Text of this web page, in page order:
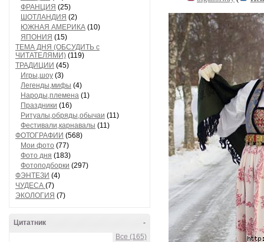
ФРАНЦИЯ (25)
ШОТЛАНДИЯ (2)
ЮЖНАЯ АМЕРИКА (10)
ЯПОНИЯ (15)
ТЕМА ДНЯ (ОБСУДИТЬ с
ЧИТАТЕЛЯМИ) (119)
ТРАДИЦИИ (45)
Игры,шоу (3)
Легенды,мифы (4)
Народы,племена (1)
Праздники (16)
Ритуалы,обряды,обычаи (11)
Фестивали,карнавалы (11)
ФОТОГРАФИИ (568)
Мои фото (77)
Фото дня (183)
Фотоподборки (297)
ФЭНТЕЗИ (4)
ЧУДЕСА (7)
ЭКОЛОГИЯ (7)
-
Цитатник
Все (165)